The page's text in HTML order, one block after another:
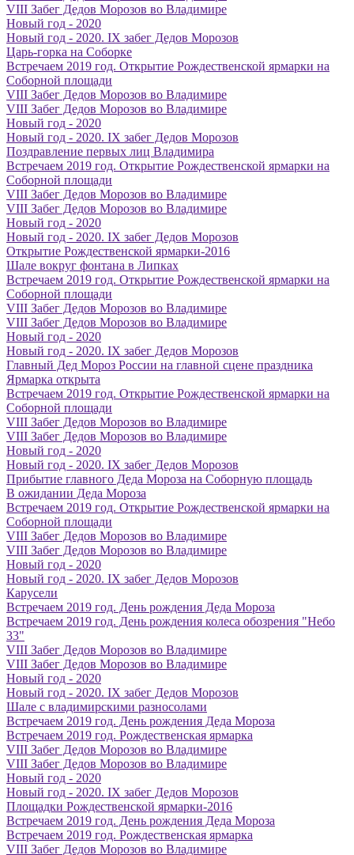
VIII Забег Дедов Морозов во Владимире
Новый год - 2020
Новый год - 2020. IX забег Дедов Морозов
Царь-горка на Соборке
Встречаем 2019 год. Открытие Рождественской ярмарки на
Соборной площади
VIII Забег Дедов Морозов во Владимире
VIII Забег Дедов Морозов во Владимире
Новый год - 2020
Новый год - 2020. IX забег Дедов Морозов
Поздравление первых лиц Владимира
Встречаем 2019 год. Открытие Рождественской ярмарки на
Соборной площади
VIII Забег Дедов Морозов во Владимире
VIII Забег Дедов Морозов во Владимире
Новый год - 2020
Новый год - 2020. IX забег Дедов Морозов
Открытие Рождественской ярмарки-2016
Шале вокруг фонтана в Липках
Встречаем 2019 год. Открытие Рождественской ярмарки на
Соборной площади
VIII Забег Дедов Морозов во Владимире
VIII Забег Дедов Морозов во Владимире
Новый год - 2020
Новый год - 2020. IX забег Дедов Морозов
Главный Дед Мороз России на главной сцене праздника
Ярмарка открыта
Встречаем 2019 год. Открытие Рождественской ярмарки на
Соборной площади
VIII Забег Дедов Морозов во Владимире
VIII Забег Дедов Морозов во Владимире
Новый год - 2020
Новый год - 2020. IX забег Дедов Морозов
Прибытие главного Деда Мороза на Соборную площадь
В ожидании Деда Мороза
Встречаем 2019 год. Открытие Рождественской ярмарки на
Соборной площади
VIII Забег Дедов Морозов во Владимире
VIII Забег Дедов Морозов во Владимире
Новый год - 2020
Новый год - 2020. IX забег Дедов Морозов
Карусели
Встречаем 2019 год. День рождения Деда Мороза
Встречаем 2019 год. День рождения колеса обозрения "Небо
33"
VIII Забег Дедов Морозов во Владимире
VIII Забег Дедов Морозов во Владимире
Новый год - 2020
Новый год - 2020. IX забег Дедов Морозов
Шале с владимирскими разносолами
Встречаем 2019 год. День рождения Деда Мороза
Встречаем 2019 год. Рождественская ярмарка
VIII Забег Дедов Морозов во Владимире
VIII Забег Дедов Морозов во Владимире
Новый год - 2020
Новый год - 2020. IX забег Дедов Морозов
Площадки Рождественской ярмарки-2016
Встречаем 2019 год. День рождения Деда Мороза
Встречаем 2019 год. Рождественская ярмарка
VIII Забег Дедов Морозов во Владимире